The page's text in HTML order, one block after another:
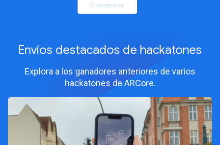
Comenzar
Envíos destacados de hackatones
Explora a los ganadores anteriores de varios
hackatones de ARCore.